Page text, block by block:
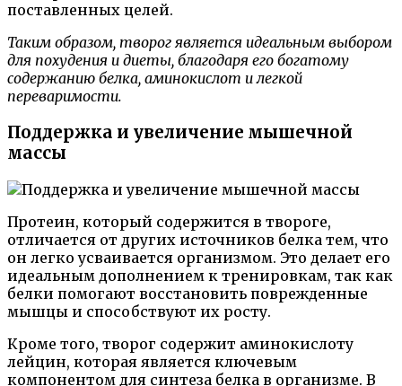
поставленных целей.
Таким образом, творог является идеальным выбором
для похудения и диеты, благодаря его богатому
содержанию белка, аминокислот и легкой
переваримости.
Поддержка и увеличение мышечной
массы
Протеин, который содержится в твороге,
отличается от других источников белка тем, что
он легко усваивается организмом. Это делает его
идеальным дополнением к тренировкам, так как
белки помогают восстановить поврежденные
мышцы и способствуют их росту.
Кроме того, творог содержит аминокислоту
лейцин, которая является ключевым
компонентом для синтеза белка в организме. В